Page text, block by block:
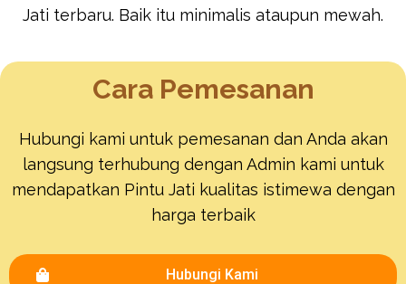
Jati terbaru. Baik itu minimalis ataupun mewah.
Cara Pemesanan
Hubungi kami untuk pemesanan dan Anda akan
langsung terhubung dengan Admin kami untuk
mendapatkan Pintu Jati kualitas istimewa dengan
harga terbaik
Hubungi Kami